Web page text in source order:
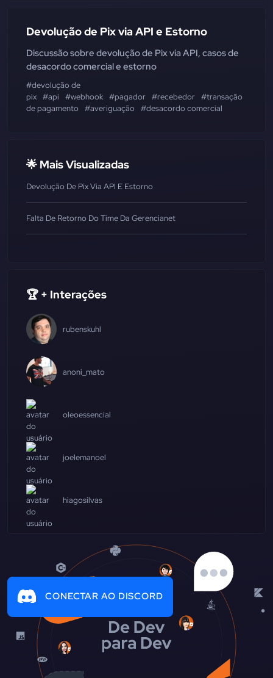
Devolução de Pix via API e Estorno
Discussão sobre devolução de Pix via API, casos de
desacordo comercial e estorno
#devolução de
pix #api #webhook #pagador #recebedor #transação
de pagamento
#averiguação #desacordo comercial
🌟 Mais Visualizadas
Devolução De Pix Via API E Estorno
Falta De Retorno Do Time Da Gerencianet
🏆 + Interações
rubenskuhl
anoni_mato
oleoessencial
joelemanoel
hiagosilvas
CONECTAR AO DISCORD